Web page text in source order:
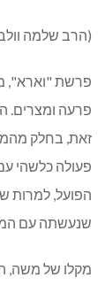
(הרב שלמה
פרשת "וארא",
פרעה ומצרים.
זאת, בחלק
פעולה כלשהי
הפועל, למרות
שנעשתה עם
מקלו של משה,